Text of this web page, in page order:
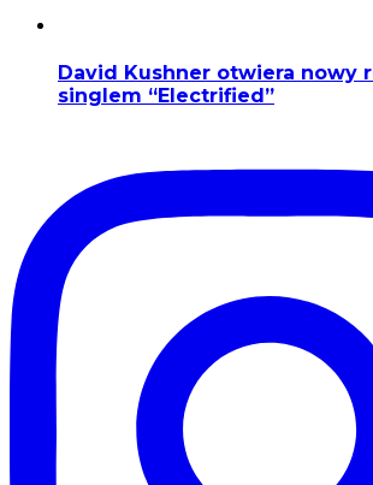
David Kushner otwiera nowy
singlem “Electrified”